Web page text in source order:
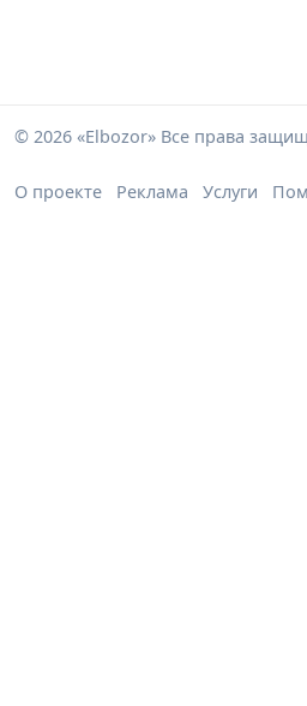
© 2026 «Elbozor» Все права
О проекте Реклама Услуги